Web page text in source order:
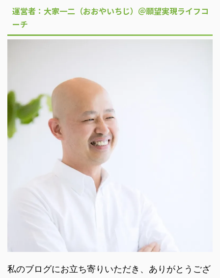
運営者：大家一二（おおやいちじ）＠願望実現ライフコ
ーチ
私のブログにお立ち寄りいただき、ありがとうござ